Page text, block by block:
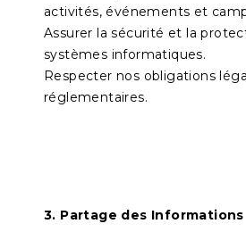
activités, événements et
Assurer la sécurité et la
systèmes informatiques.
Respecter nos obligations
réglementaires.
3. Partage des Informations